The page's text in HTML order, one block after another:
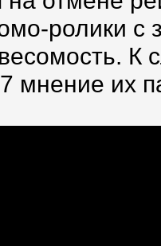
ролики с
К
мнение их